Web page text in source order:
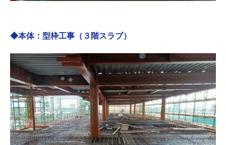
◆本体：型枠工事（３階スラブ）